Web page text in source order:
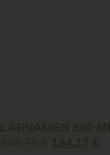
LARVAMEN 500
194,17 €